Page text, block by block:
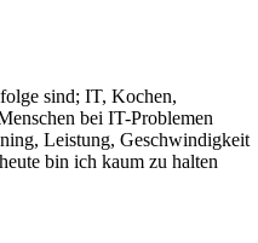
sind; IT, Kochen,
bei IT-Problemen
Leistung, Geschwindigkeit
bin ich kaum zu halten